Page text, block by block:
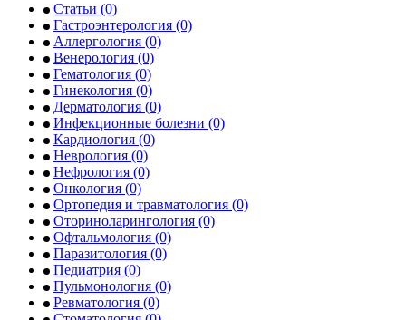
Статьи (0)
Гастроэнтерология (0)
Аллергология (0)
Венерология (0)
Гематология (0)
Гинекология (0)
Дерматология (0)
Инфекционные болезни (0)
Кардиология (0)
Неврология (0)
Нефрология (0)
Онкология (0)
Ортопедия и травматология (0)
Оториноларингология (0)
Офтальмология (0)
Паразитология (0)
Педиатрия (0)
Пульмонология (0)
Ревматология (0)